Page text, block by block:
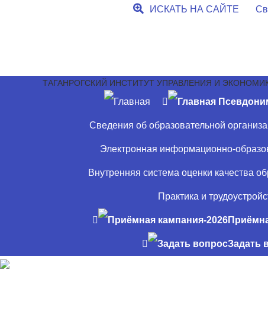
ИСКАТЬ НА САЙТЕ
ТАГАНРОГСКИЙ ИНСТИТУТ УПРАВЛЕНИЯ И
Сведения об образовательной
Электронная информационно-
Внутренняя система оценки качества
Практика и
Задать